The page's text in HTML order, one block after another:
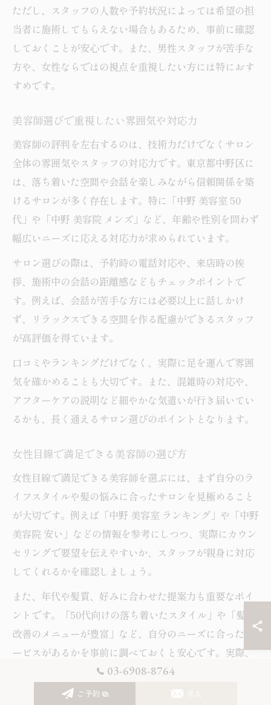
ただし、スタッフの人数や予約状況によっては希望の担
当者に施術してもらえない場合もあるため、事前に確認
しておくことが安心です。また、男性スタッフが苦手な
方や、女性ならではの視点を重視したい方には特におす
すめです。
美容師選びで重視したい雰囲気や対応力
美容師の評判を左右するのは、技術力だけでなくサロン
全体の雰囲気やスタッフの対応力です。東京都中野区に
は、落ち着いた空間や会話を楽しみながら信頼関係を築
けるサロンが多く存在します。特に「中野 美容室 50
代」や「中野 美容院 メンズ」など、年齢や性別を問わず
幅広いニーズに応える対応力が求められています。
サロン選びの際は、予約時の電話対応や、来店時の挨
拶、施術中の会話の距離感などもチェックポイントで
す。例えば、会話が苦手な方には必要以上に話しかけ
ず、リラックスできる空間を作る配慮ができるスタッフ
が高評価を得ています。
口コミやランキングだけでなく、実際に足を運んで雰囲
気を確かめることも大切です。また、混雑時の対応や、
アフターケアの説明など細やかな気遣いが行き届いてい
るかも、長く通えるサロン選びのポイントとなります。
女性目線で満足できる美容師の選び方
女性目線で満足できる美容師を選ぶには、まず自分のラ
イフスタイルや髪の悩みに合ったサロンを見極めること
が大切です。例えば「中野 美容室 ランキング」や「中野
美容院 安い」などの情報を参考にしつつ、実際にカウン
セリングで要望を伝えやすいか、スタッフが親身に対応
してくれるかを確認しましょう。
また、年代や髪質、好みに合わせた提案力も重要なポイ
ントです。「50代向けの落ち着いたスタイル」や「髪質
改善のメニューが豊富」など、自分のニーズに合ったサ
ービスがあるかを事前に調べておくと安心です。実際、
口コミで「親身に相談に乗ってくれた」「似合う髪型を
提案してくれた」と評価されているサロンは、リピータ
03-6908-8764
ご予約